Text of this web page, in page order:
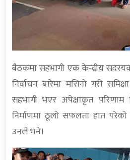
बैठकमा सहभागी एक केन्द्रीय
निर्वाचन बारेमा मसिनो गरी
सहभागी भएर अपेक्षाकृत परिणाम
निर्माणमा ठूलो सफलता हात
उनले भने।